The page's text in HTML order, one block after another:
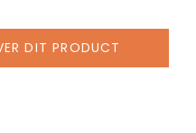
DIT PRODUCT